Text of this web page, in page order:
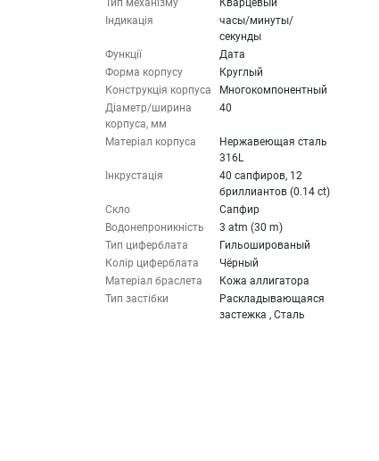
Тип механізму
Кварцевый
Індикація
часы/минуты/
секунды
Функції
Дата
Форма корпусу
Круглый
Конструкція корпуса
Многокомпонентный
Діаметр/ширина
корпуса, мм
40
Матеріал корпуса
Нержавеющая сталь
316L
Інкрустація
40 сапфиров, 12
бриллиантов (0.14 ct)
Скло
Сапфир
Водонепроникність
3 atm (30 m)
Тип циферблата
Гильошированый
Колір циферблата
Чёрный
Матеріал браслета
Кожа аллигатора
Тип застібки
Раскладывающаяся
застежка , Сталь